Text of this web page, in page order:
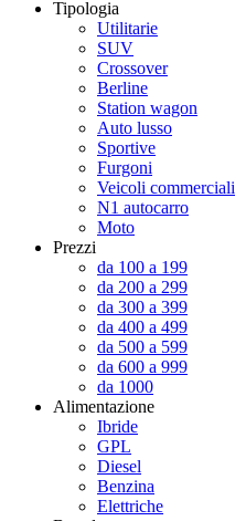
Tipologia
Utilitarie
SUV
Crossover
Berline
Station wagon
Auto lusso
Sportive
Furgoni
Veicoli commerciali
N1 autocarro
Moto
Prezzi
da 100 a 199
da 200 a 299
da 300 a 399
da 400 a 499
da 500 a 599
da 600 a 999
da 1000
Alimentazione
Ibride
GPL
Diesel
Benzina
Elettriche